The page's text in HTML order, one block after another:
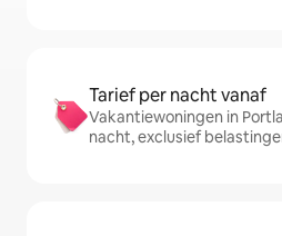
Tarief per nacht vanaf
Vakantiewoningen in
nacht, exclusief